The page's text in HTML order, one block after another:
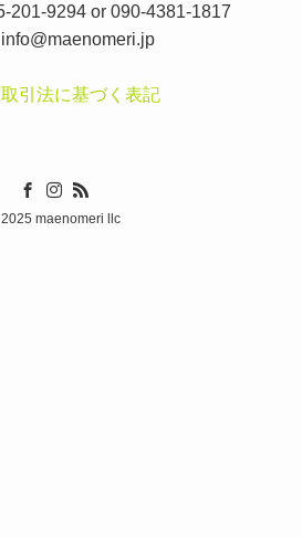
201-9294 or 090-4381-1817
info@maenomeri.jp
引法に基づく表記
2025 maenomeri llc